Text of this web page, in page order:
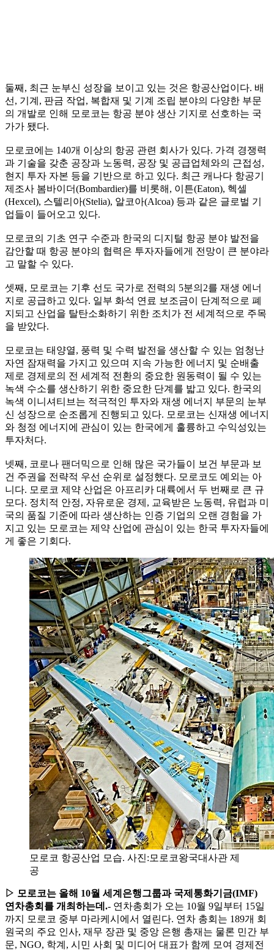
둘째, 최근 눈부신 성장을 보이고 있는 것은 항공산업이다. 배
선, 기계, 판금 작업, 복합재 및 기계 조립 분야의 다양한 부문
의 개발로 인해 모로코는 항공 분야 생산 기지로 선호하는 국
가가 됐다.
모로코에는 140개 이상의 항공 관련 회사가 있다. 가격 경쟁력
과 기술을 갖춘 공장과 노동력, 공장 및 공급업체와의 근접성,
현지 투자 자본 등을 기반으로 하고 있다. 최근 캐나다 항공기
제조사 봄바이더(Bombardier)를 비롯해, 이튼(Eaton), 헥셀
(Hexcel), 스텔리아(Stelia), 알코아(Alcoa) 등과 같은 글로벌 기
업들이 들어오고 있다.
모로코의 기초 연구 수준과 한국의 디지털 항공 분야 발전을
감안할 때 항공 분야의 협력은 투자자들에게 전망이 큰 분야라
고 말할 수 있다.
셋째, 모로코는 기후 선도 국가로 전력의 5분의2를 재생 에너
지로 공급하고 있다. 일부 화석 연료 보조금이 단계적으로 폐
지되고 산업을 탈탄소화하기 위한 조치가 전 세계적으로 주목
을 받았다.
모로코는 태양열, 풍력 및 수력 발전을 생산할 수 있는 엄청난
자연 잠재력을 가지고 있으며 지속 가능한 에너지 및 순배출
제로 경제로의 전 세계적 전환의 중요한 원동력이 될 수 있는
녹색 수소를 생산하기 위한 중요한 단계를 밟고 있다. 한국의
녹색 이니셔티브는 적극적인 투자와 재생 에너지 부문의 눈부
신 성장으로 순조롭게 진행되고 있다. 모로코는 신재생 에너지
와 청정 에너지에 관심이 있는 한국에게 훌륭하고 수익성있는
투자처다.
넷째, 코로나 팬더믹으로 인해 많은 국가들이 보건 부문과 보
건 주권을 전략적 우선 순위로 설정했다. 모로코도 예외는 아
니다. 모로코 제약 산업은 아프리카 대륙에서 두 번째로 큰 규
모다. 정치적 안정, 자유로운 경제, 교육받은 노동력, 유럽과 미
국의 품질 기준에 따라 생산하는 인증 기업의 오랜 경험을 가
지고 있는 모로코는 제약 산업에 관심이 있는 한국 투자자들에
게 좋은 기회다.
모로코 항공산업 모습. 사진:모로코왕국대사관 제
공
▷ 모로코는 올해 10월 세계은행그룹과 국제통화기금(IMF)
연차총회를 개최하는데.- 연차총회가 오는 10월 9일부터 15일
까지 모로코 중부 마라케시에서 열린다. 연차 총회는 189개 회
원국의 주요 인사, 재무 장관 및 중앙 은행 총재는 물론 민간 부
문, NGO, 학계, 시민 사회 및 미디어 대표가 함께 모여 경제전